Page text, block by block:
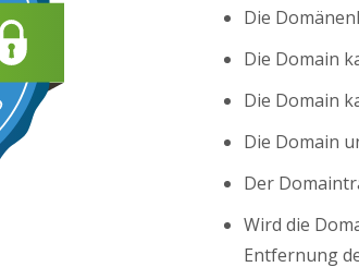
Die
Die Domain
Die Domain
Die Domain
Der
Wird die
Entfernung